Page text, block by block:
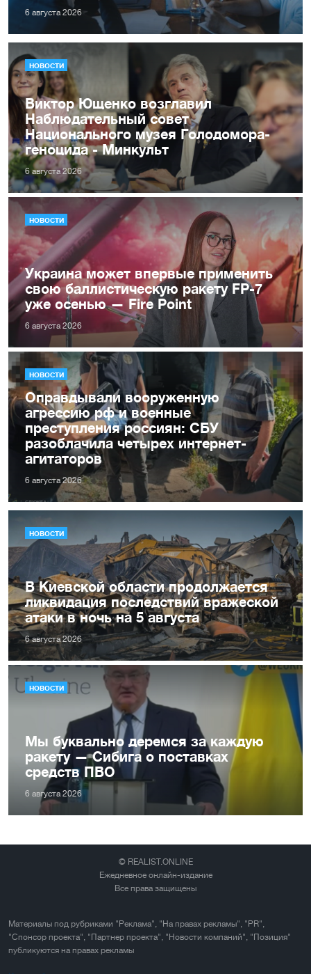
6 августа 2026
НОВОСТИ
Виктор Ющенко возглавил
Наблюдательный совет
Национального музея Голодомора-
геноцида - Минкульт
6 августа 2026
НОВОСТИ
Украина может впервые применить
свою баллистическую ракету FP-7
уже осенью — Fire Point
6 августа 2026
НОВОСТИ
Оправдывали вооруженную
агрессию рф и военные
преступления россиян: СБУ
разоблачила четырех интернет-
агитаторов
6 августа 2026
НОВОСТИ
В Киевской области продолжается
ликвидация последствий вражеской
атаки в ночь на 5 августа
6 августа 2026
НОВОСТИ
Мы буквально деремся за каждую
ракету — Сибига о поставках
средств ПВО
6 августа 2026
© REALIST.ONLINE
Ежедневное онлайн-издание
Все права защищены
Материалы под рубриками "Реклама", "На правах рекламы", "PR",
"Спонсор проекта", "Партнер проекта", "Новости компаний", "Позиция"
публикуются на правах рекламы